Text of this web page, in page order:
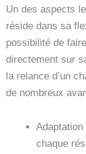
Un des aspects
réside dans sa
possibilité de
directement sur
la relance d’un
de nombreux
chaque